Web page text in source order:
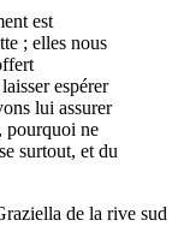
est
; elles nous
espérer
lui assurer
pourquoi ne
surtout, et du
de la rive sud